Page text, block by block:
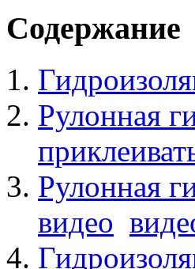
Содержание
Рулонная
Рулонная
видео